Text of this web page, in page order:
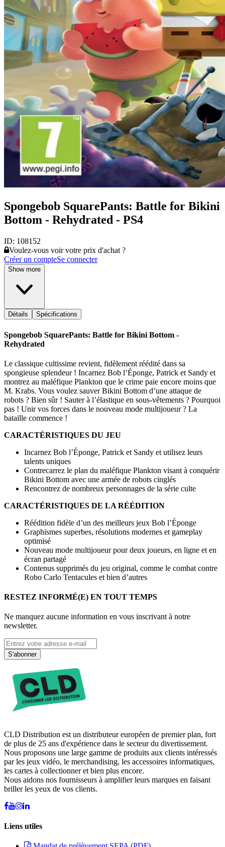
Spongebob SquarePants: Battle for Bikini
Bottom - Rehydrated - PS4
ID: 108152
Voulez-vous voir votre prix d'achat ?
Créer un compteSe connecter
Show more
Détails Spécifications
Spongebob SquarePants: Battle for Bikini Bottom -
Rehydrated
Le classique cultissime revient, fidèlement réédité dans sa
spongieuse splendeur ! Incarnez Bob l’Éponge, Patrick et Sandy et
montrez au maléfique Plankton que le crime paie encore moins que
M. Krabs. Vous voulez sauver Bikini Bottom d’une attaque de
robots ? Bien sûr ! Sauter à l’élastique en sous-vêtements ? Pourquoi
pas ! Unir vos forces dans le nouveau mode multijoueur ? La
bataille commence !
CARACTÉRISTIQUES DU JEU
Incarnez Bob l’Éponge, Patrick et Sandy et utilisez leurs
talents uniques
Contrecarrez le plan du maléfique Plankton visant à conquérir
Bikini Bottom avec une armée de robots cinglés
Rencontrez de nombreux personnages de la série culte
CARACTÉRISTIQUES DE LA RÉÉDITION
Réédition fidèle d’un des meilleurs jeux Bob l’Éponge
Graphismes superbes, résolutions modernes et gameplay
optimisé
Nouveau mode multijoueur pour deux joueurs, en ligne et en
écran partagé
Contenus supprimés du jeu original, comme le combat contre
Robo Carlo Tentacules et bien d’autres
RESTEZ INFORMÉ(E) EN TOUT TEMPS
Ne manquez aucune information en vous inscrivant à notre
newsletter.
S'abonner
CLD Distribution est un distributeur européen de premier plan, fort
de plus de 25 ans d'expérience dans le secteur du divertissement.
Nous proposons une large gamme de produits aux clients intéressés
par les jeux vidéo, le merchandising, les accessoires informatiques,
les cartes à collectionner et bien plus encore.
Nous aidons nos fournisseurs à amplifier leurs marques en faisant
briller les yeux de vos clients.
Liens utiles